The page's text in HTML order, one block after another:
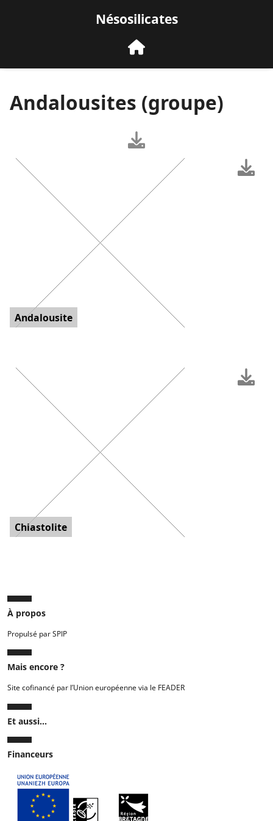
Nésosilicates
Andalousites (groupe)
Andalousite
Chiastolite
À propos
Propulsé par SPIP
Mais encore ?
Site cofinancé par l’Union européenne via le FEADER
Et aussi...
Financeurs